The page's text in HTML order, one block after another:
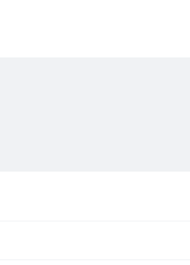
Look für Ihre Augen.